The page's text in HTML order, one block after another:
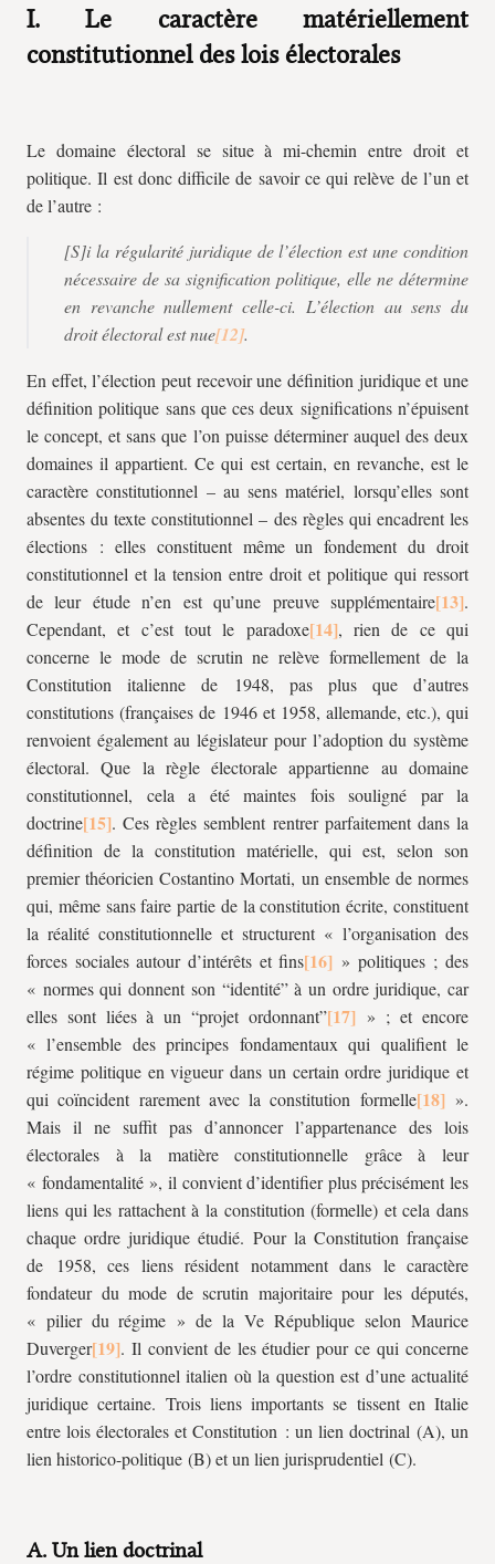
I. Le caractère matériellement
constitutionnel des lois électorales
Le domaine électoral se situe à mi-chemin entre droit et
politique. Il est donc difficile de savoir ce qui relève de l’un et
de l’autre :
[S]i la régularité juridique de l’élection est une condition
nécessaire de sa signification politique, elle ne détermine
en revanche nullement celle-ci. L’élection au sens du
droit électoral est nue
.
En effet, l’élection peut recevoir une définition juridique et une
définition politique sans que ces deux significations n’épuisent
le concept, et sans que l’on puisse déterminer auquel des deux
domaines il appartient. Ce qui est certain, en revanche, est le
caractère constitutionnel – au sens matériel, lorsqu’elles sont
absentes du texte constitutionnel – des règles qui encadrent les
élections : elles constituent même un fondement du droit
constitutionnel et la tension entre droit et politique qui ressort
de leur étude n’en est qu’une preuve supplémentaire
.
Cependant, et c’est tout le paradoxe
, rien de ce qui
concerne le mode de scrutin ne relève formellement de la
Constitution italienne de 1948, pas plus que d’autres
constitutions (françaises de 1946 et 1958, allemande, etc.), qui
renvoient également au législateur pour l’adoption du système
électoral. Que la règle électorale appartienne au domaine
constitutionnel, cela a été maintes fois souligné par la
doctrine
. Ces règles semblent rentrer parfaitement dans la
définition de la constitution matérielle, qui est, selon son
premier théoricien Costantino Mortati, un ensemble de normes
qui, même sans faire partie de la constitution écrite, constituent
la réalité constitutionnelle et structurent « l’organisation des
forces sociales autour d’intérêts et fins
» politiques ; des
« normes qui donnent son “identité” à un ordre juridique, car
elles sont liées à un “projet ordonnant”
» ; et encore
« l’ensemble des principes fondamentaux qui qualifient le
régime politique en vigueur dans un certain ordre juridique et
qui coïncident rarement avec la constitution formelle
».
Mais il ne suffit pas d’annoncer l’appartenance des lois
électorales à la matière constitutionnelle grâce à leur
« fondamentalité », il convient d’identifier plus précisément les
liens qui les rattachent à la constitution (formelle) et cela dans
chaque ordre juridique étudié. Pour la Constitution française
de 1958, ces liens résident notamment dans le caractère
fondateur du mode de scrutin majoritaire pour les députés,
« pilier du régime » de la Ve République selon Maurice
Duverger
. Il convient de les étudier pour ce qui concerne
l’ordre constitutionnel italien où la question est d’une actualité
juridique certaine. Trois liens importants se tissent en Italie
entre lois électorales et Constitution : un lien doctrinal (A), un
lien historico-politique (B) et un lien jurisprudentiel (C).
A. Un lien doctrinal